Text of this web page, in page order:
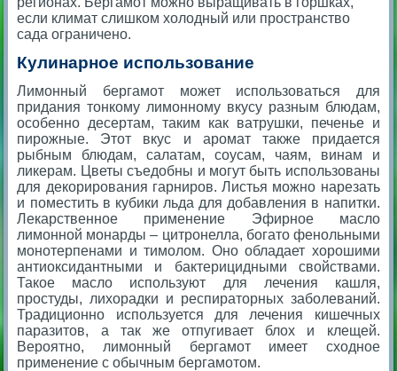
если климат слишком холодный или пространство
сада ограничено.
Кулинарное использование
Лимонный бергамот может использоваться для
придания тонкому лимонному вкусу разным блюдам,
особенно десертам, таким как ватрушки, печенье и
пирожные. Этот вкус и аромат также придается
рыбным блюдам, салатам, соусам, чаям, винам и
ликерам. Цветы съедобны и могут быть использованы
для декорирования гарниров. Листья можно нарезать
и поместить в кубики льда для добавления в напитки.
Лекарственное применение Эфирное масло
лимонной монарды – цитронелла, богато фенольными
монотерпенами и тимолом. Оно обладает хорошими
антиоксидантными и бактерицидными свойствами.
Такое масло используют для лечения кашля,
простуды, лихорадки и респираторных заболеваний.
Традиционно используется для лечения кишечных
паразитов, а так же отпугивает блох и клещей.
Вероятно, лимонный бергамот имеет сходное
применение с обычным бергамотом.